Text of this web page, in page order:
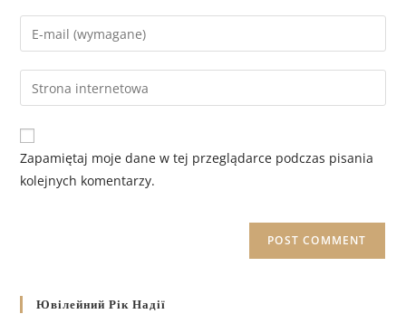
Zapamiętaj moje dane w tej przeglądarce podczas pisania
kolejnych komentarzy.
Ювілейний Рік Надії